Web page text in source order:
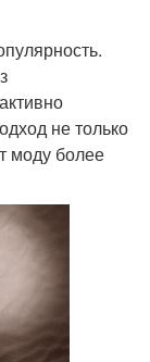
не только
моду более